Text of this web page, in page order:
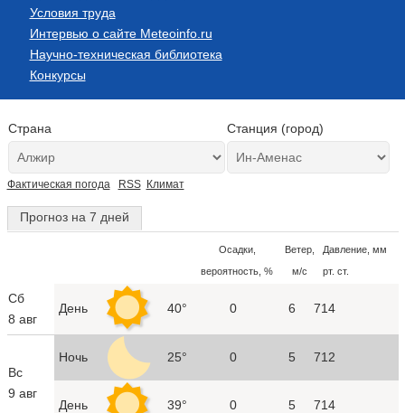
Условия труда
Интервью о сайте Meteoinfo.ru
Научно-техническая библиотека
Конкурсы
Страна Станция (город)
Фактическая погода RSS Климат
Прогноз на 7 дней
Осадки,
вероятность, %
Ветер,
м/с
Давление, мм
рт. ст.
Сб
8 авг
День 40° 0 6 714
Вс
9 авг
Ночь 25° 0 5 712
День 39° 0 5 714